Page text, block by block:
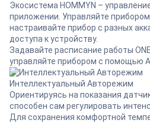
Экосистема HOMMYN –
приложении. Управляйте
настраивайте прибор с разных
доступа к устройству.
Задавайте расписание работы
управляйте прибором с помощью
Интеллектуальный Авторежим
Ориентируясь на показания
способен сам регулировать
Для сохранения комфортной